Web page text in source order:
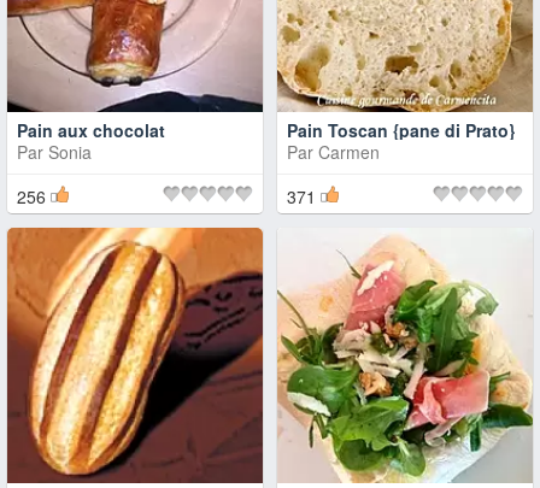
Pain aux chocolat
Par Sonia
256
Pain Toscan {pane di Prato}
Par Carmen
371